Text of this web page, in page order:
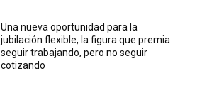
Una nueva oportunidad para la
jubilación flexible, la figura que premia
seguir trabajando, pero no seguir
cotizando